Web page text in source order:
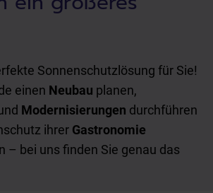
Sonnenschutzlösung für Sie!
einen Neubau planen,
Modernisierungen durchführen
ihrer Gastronomie
– bei uns finden Sie genau das